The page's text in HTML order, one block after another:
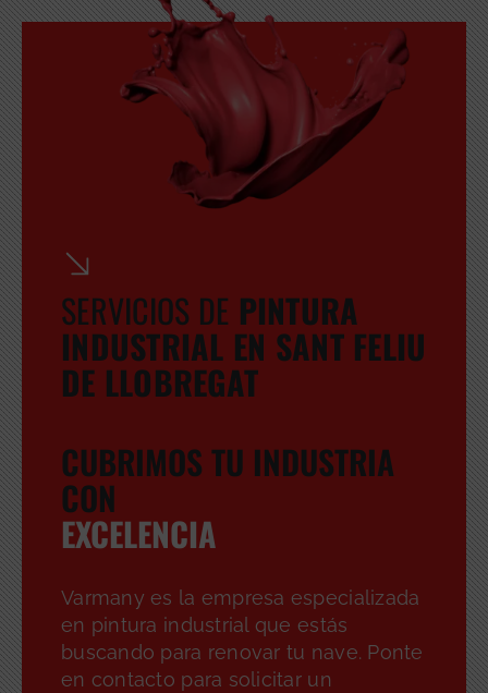
SERVICIOS DE PINTURA
INDUSTRIAL EN SANT FELIU
DE LLOBREGAT
CUBRIMOS TU INDUSTRIA
CON
EXCELENCIA
Varmany es la empresa especializada
en pintura industrial que estás
buscando para renovar tu nave. Ponte
en contacto para solicitar un
GRATUITA